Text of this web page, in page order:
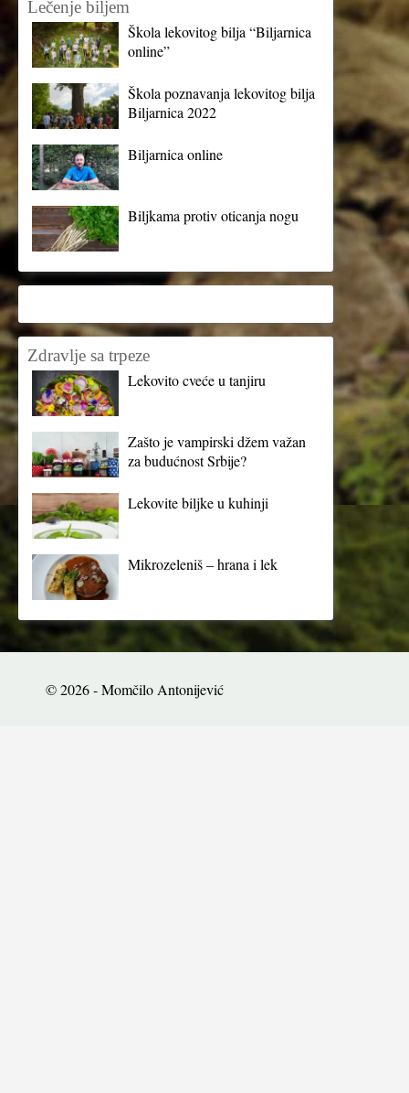
Lečenje biljem
Škola lekovitog bilja “Biljarnica
online”
Škola poznavanja lekovitog bilja
Biljarnica 2022
Biljarnica online
Biljkama protiv oticanja nogu
Zdravlje sa trpeze
Lekovito cveće u tanjiru
Zašto je vampirski džem važan
za budućnost Srbije?
Lekovite biljke u kuhinji
Mikrozeleniš – hrana i lek
© 2026 - Momčilo Antonijević